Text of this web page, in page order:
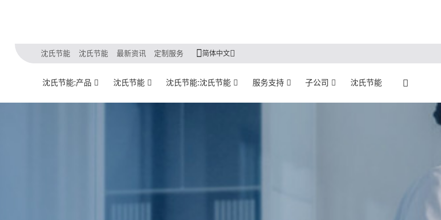
沈氏节能 沈氏节能 最新资讯 定制服务 简体中文
沈氏节能:产品 沈氏节能 沈氏节能:沈氏节能 服务支持 子公司 沈氏节能